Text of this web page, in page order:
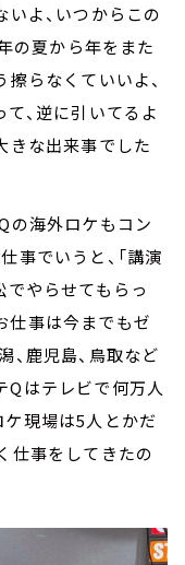
いよ、いつからこの
の夏から年をまた
擦らなくていいよ、
て、逆に引いてるよ
きな出来事でした
の海外ロケもコン
事でいうと、「講演
でやらせてもらっ
仕事は今までもゼ
、鹿児島、鳥取など
Qはテレビで何万人
ケ現場は5人とかだ
仕事をしてきたの